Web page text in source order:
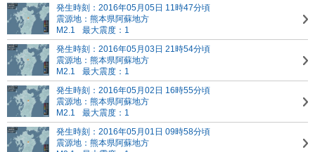
発生時刻：2016年05月05日 11時47分頃
震源地：熊本県阿蘇地方
M2.1
最大震度：1
発生時刻：2016年05月03日 21時54分頃
震源地：熊本県阿蘇地方
M2.1
最大震度：1
発生時刻：2016年05月02日 16時55分頃
震源地：熊本県阿蘇地方
M2.1
最大震度：1
発生時刻：2016年05月01日 09時58分頃
震源地：熊本県阿蘇地方